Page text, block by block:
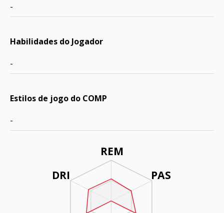
REM
PAS
DRI
-
Habilidades do Jogador
-
Estilos de jogo do COMP
-